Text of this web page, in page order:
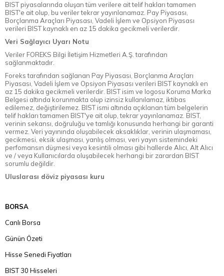
BIST piyasalarında oluşan tüm verilere ait telif hakları tamamen
BIST'e ait olup, bu veriler tekrar yayınlanamaz. Pay Piyasası,
Borçlanma Araçları Piyasası, Vadeli İşlem ve Opsiyon Piyasası
verileri BIST kaynaklı en az 15 dakika gecikmeli verilerdir.
Veri Sağlayıcı Uyarı Notu
Veriler FOREKS Bilgi İletişim Hizmetleri A.Ş. tarafından
sağlanmaktadır.
Foreks tarafından sağlanan Pay Piyasası, Borçlanma Araçları
Piyasası, Vadeli İşlem ve Opsiyon Piyasası verileri BIST kaynaklı en
az 15 dakika gecikmeli verilerdir. BIST isim ve logosu Koruma Marka
Belgesi altında korunmakta olup izinsiz kullanılamaz, iktibas
edilemez, değiştirilemez. BIST ismi altında açıklanan tüm belgelerin
telif hakları tamamen BIST'ye ait olup, tekrar yayınlanamaz. BIST,
verinin sekansı, doğruluğu ve tamlığı konusunda herhangi bir garanti
vermez. Veri yayınında oluşabilecek aksaklıklar, verinin ulaşmaması,
gecikmesi, eksik ulaşması, yanlış olması, veri yayın sistemindeki
perfomansın düşmesi veya kesintili olması gibi hallerde Alıcı, Alt Alıcı
ve / veya Kullanıcılarda oluşabilecek herhangi bir zarardan BIST
sorumlu değildir.
Uluslarası döviz piyasası kuru
BORSA
Canlı Borsa
Günün Özeti
Hisse Senedi Fiyatları
BIST 30 Hisseleri